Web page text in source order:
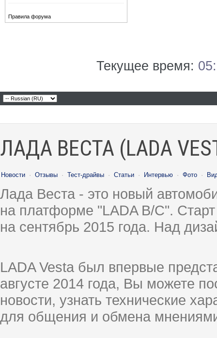
Правила форума
Текущее время:
ЛАДА ВЕСТА (LADA
Новости · Отзывы · Тест-драйвы · Статьи · Интервью · Фото ·
Лада Веста - это новый
на платформе "LADA B/C".
на сентябрь 2015 года. Над
LADA Vesta был впервые
августе 2014 года, Вы можете
новости, узнать технические
для общения и обмена